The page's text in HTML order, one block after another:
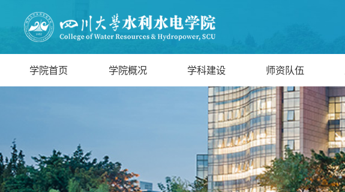
学院首页 学院概况 学科建设 师资队伍